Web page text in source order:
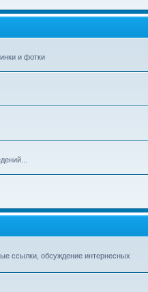
и фотки
ссылки, обсуждение интернесных